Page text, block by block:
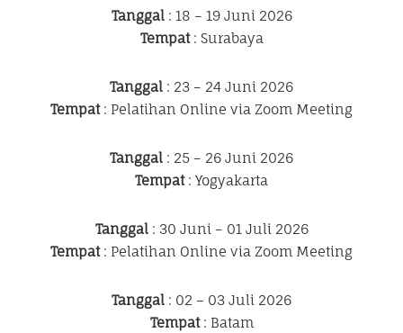
Tanggal: 18 – 19 Juni 2026
Tempat: Surabaya
Tanggal : 23 – 24 Juni 2026
Tempat: Pelatihan Online via Zoom Meeting
Tanggal : 25 – 26 Juni 2026
Tempat: Yogyakarta
Tanggal: 30 Juni – 01 Juli 2026
Tempat: Pelatihan Online via Zoom Meeting
Tanggal : 02 – 03 Juli 2026
Tempat: Batam